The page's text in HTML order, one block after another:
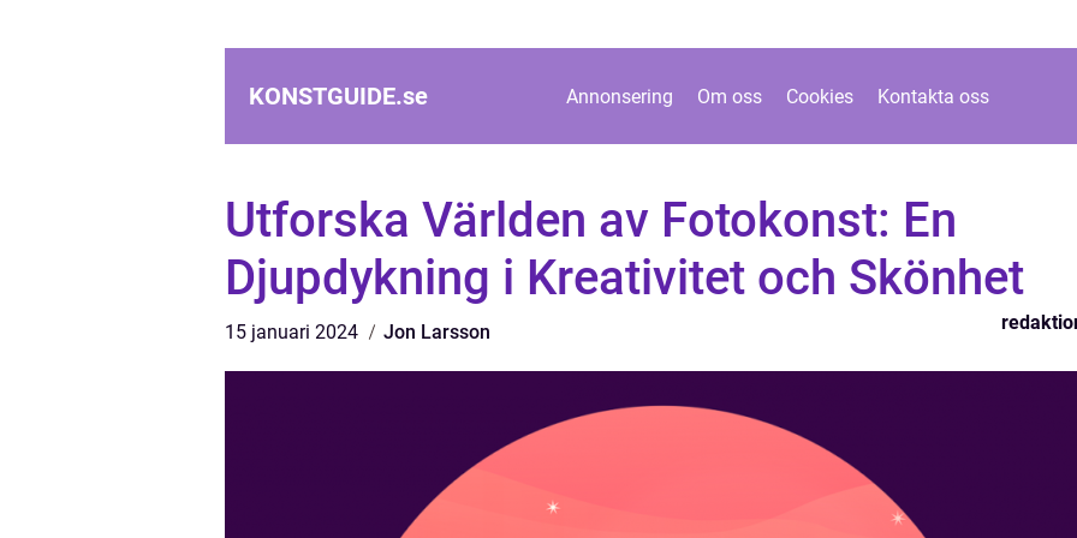
KONSTGUIDE.se Annonsering Om oss Cookies Kontakta oss
Utforska Världen av Fotokonst: En
Djupdykning i Kreativitet och Skönhet
15 januari 2024 Jon Larsson